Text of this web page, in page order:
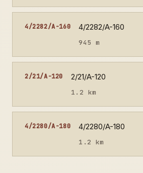
4/2282/A-160 4/2282/A-160
945 m
2/21/A-120 2/21/A-120
1.2 km
4/2280/A-180 4/2280/A-180
1.2 km